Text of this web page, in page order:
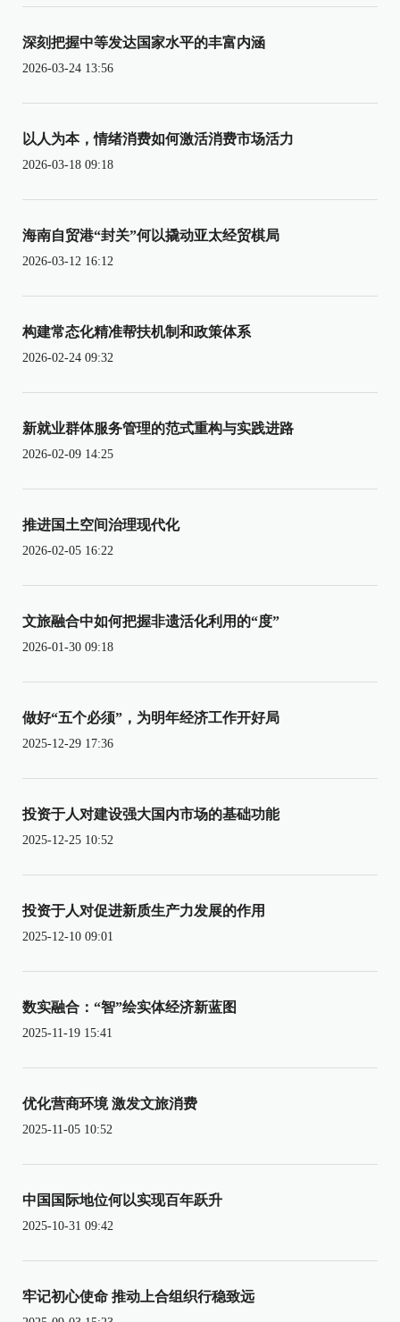
深刻把握中等发达国家水平的丰富内涵
2026-03-24 13:56
以人为本，情绪消费如何激活消费市场活力
2026-03-18 09:18
海南自贸港“封关”何以撬动亚太经贸棋局
2026-03-12 16:12
构建常态化精准帮扶机制和政策体系
2026-02-24 09:32
新就业群体服务管理的范式重构与实践进路
2026-02-09 14:25
推进国土空间治理现代化
2026-02-05 16:22
文旅融合中如何把握非遗活化利用的“度”
2026-01-30 09:18
做好“五个必须”，为明年经济工作开好局
2025-12-29 17:36
投资于人对建设强大国内市场的基础功能
2025-12-25 10:52
投资于人对促进新质生产力发展的作用
2025-12-10 09:01
数实融合：“智”绘实体经济新蓝图
2025-11-19 15:41
优化营商环境 激发文旅消费
2025-11-05 10:52
中国国际地位何以实现百年跃升
2025-10-31 09:42
牢记初心使命 推动上合组织行稳致远